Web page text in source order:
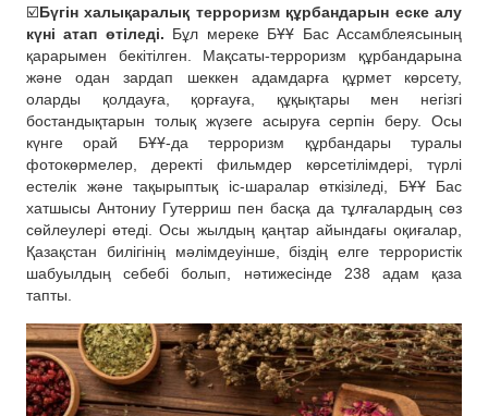
☑️Бүгін халықаралық терроризм құрбандарын еске алу
күні атап өтіледі. Бұл мереке БҰҰ Бас Ассамблеясының
қарарымен бекітілген. Мақсаты-терроризм құрбандарына
және одан зардап шеккен адамдарға құрмет көрсету,
оларды қолдауға, қорғауға, құқықтары мен негізгі
бостандықтарын толық жүзеге асыруға серпін беру. Осы
күнге орай БҰҰ-да терроризм құрбандары туралы
фотокөрмелер, деректі фильмдер көрсетілімдері, түрлі
естелік және тақырыптық іс-шаралар өткізіледі, БҰҰ Бас
хатшысы Антониу Гутерриш пен басқа да тұлғалардың сөз
сөйлеулері өтеді. Осы жылдың қаңтар айындағы оқиғалар,
Қазақстан билігінің мәлімдеуінше, біздің елге террористік
шабуылдың себебі болып, нәтижесінде 238 адам қаза
тапты.